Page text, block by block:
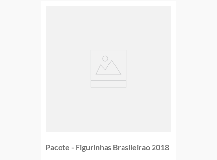
Pacote - Figurinhas Brasileirao 2018